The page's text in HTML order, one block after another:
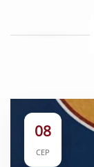
08
СЕР